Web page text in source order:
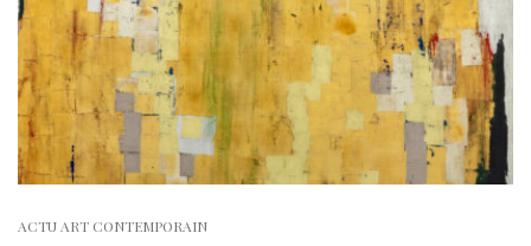
ACTU ART CONTEMPORAIN